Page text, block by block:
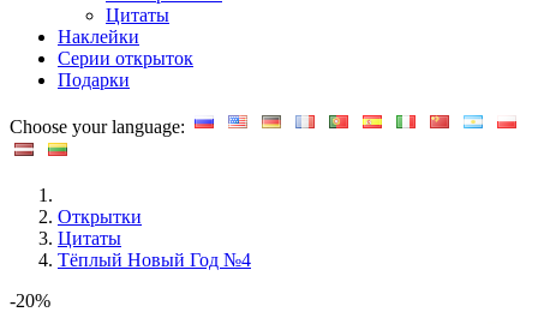
Цитаты
Наклейки
Серии открыток
Подарки
Choose your language:
Открытки
Цитаты
Тёплый Новый Год №4
-20%